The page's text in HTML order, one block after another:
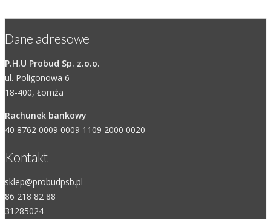
Dane adresowe
P.H.U Probud Sp. z.o.o.
ul. Poligonowa 6
18-400, Łomża
Rachunek bankowy
40 8762 0009 0009 1109 2000 0020
Kontakt
sklep@probudpsb.pl
86 218 82 88
31285024